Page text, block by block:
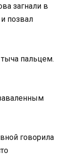
загнали в
позвал
пальцем.
говорила